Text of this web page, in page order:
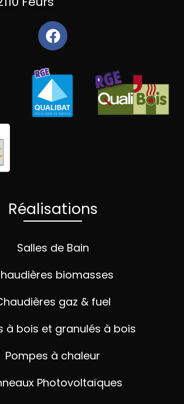
Réalisations
Salles de Bain
biomasses
gaz & fuel
à bois et granulés à bois
Pompes à chaleur
Photovoltaïques